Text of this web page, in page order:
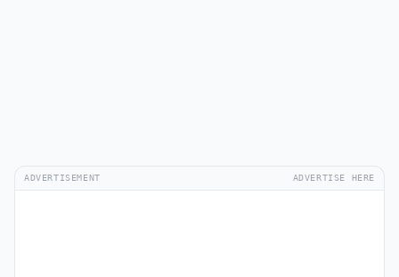
ADVERTISEMENT ADVERTISE HERE